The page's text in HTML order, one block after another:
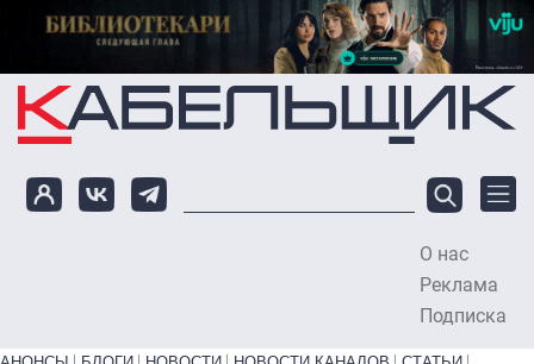
Перейти к основному содержанию
О нас
Реклама
Подписка
Primary links bottom